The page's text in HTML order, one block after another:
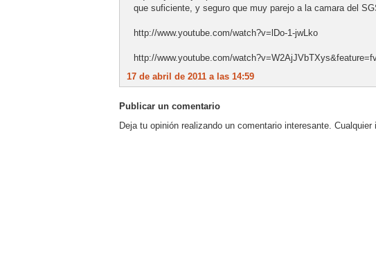
que suficiente, y seguro que muy parejo a la camara del
http://www.youtube.com/watch?v=lDo-1-jwLko
http://www.youtube.com/
17 de abril de 2011 a las 14:59
Publicar un comentario
Deja tu opinión realizando un comentario interesante.